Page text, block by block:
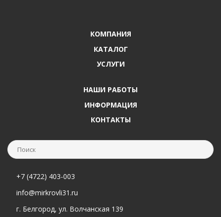
КОМПАНИЯ
КАТАЛОГ
УСЛУГИ
НАШИ РАБОТЫ
ИНФОРМАЦИЯ
КОНТАКТЫ
+7 (4722) 403-003
info@mirkrovli31.ru
г. Белгород, ул. Волчанская 139